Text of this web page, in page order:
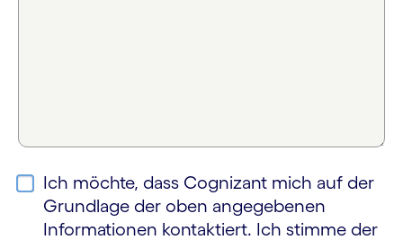
Ich möchte, dass Cognizant mich auf der
Grundlage der oben angegebenen
Informationen kontaktiert. Ich stimme der